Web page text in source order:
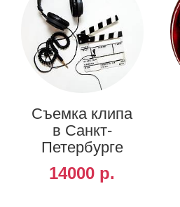
Съемка клипа
в Санкт-
Петербурге
14000 р.